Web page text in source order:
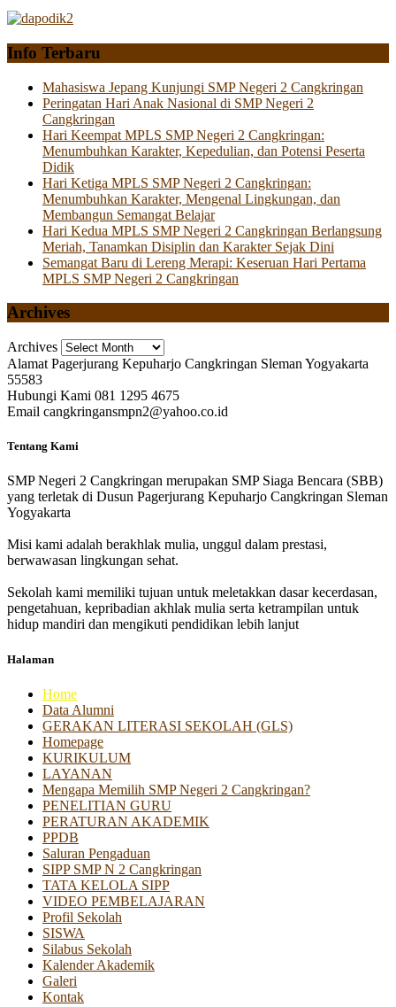
Info Terbaru
Mahasiswa Jepang Kunjungi SMP Negeri 2 Cangkringan
Peringatan Hari Anak Nasional di SMP Negeri 2
Cangkringan
Hari Keempat MPLS SMP Negeri 2 Cangkringan:
Menumbuhkan Karakter, Kepedulian, dan Potensi Peserta
Didik
Hari Ketiga MPLS SMP Negeri 2 Cangkringan:
Menumbuhkan Karakter, Mengenal Lingkungan, dan
Membangun Semangat Belajar
Hari Kedua MPLS SMP Negeri 2 Cangkringan Berlangsung
Meriah, Tanamkan Disiplin dan Karakter Sejak Dini
Semangat Baru di Lereng Merapi: Keseruan Hari Pertama
MPLS SMP Negeri 2 Cangkringan
Archives
Archives
Alamat Pagerjurang Kepuharjo Cangkringan Sleman Yogyakarta
55583
Hubungi Kami 081 1295 4675
Email cangkringansmpn2@yahoo.co.id
Tentang Kami
SMP Negeri 2 Cangkringan merupakan SMP Siaga Bencara (SBB)
yang terletak di Dusun Pagerjurang Kepuharjo Cangkringan Sleman
Yogyakarta
Misi kami adalah berakhlak mulia, unggul dalam prestasi,
berwawasan lingkungan sehat.
Sekolah kami memiliki tujuan untuk meletakkan dasar kecerdasan,
pengetahuan, kepribadian akhlak mulia serta ketrampilan untuk
hidup mandiri dan mengikuti pendidikan lebih lanjut
Halaman
Home
Data Alumni
GERAKAN LITERASI SEKOLAH (GLS)
Homepage
KURIKULUM
LAYANAN
Mengapa Memilih SMP Negeri 2 Cangkringan?
PENELITIAN GURU
PERATURAN AKADEMIK
PPDB
Saluran Pengaduan
SIPP SMP N 2 Cangkringan
TATA KELOLA SIPP
VIDEO PEMBELAJARAN
Profil Sekolah
SISWA
Silabus Sekolah
Kalender Akademik
Galeri
Kontak